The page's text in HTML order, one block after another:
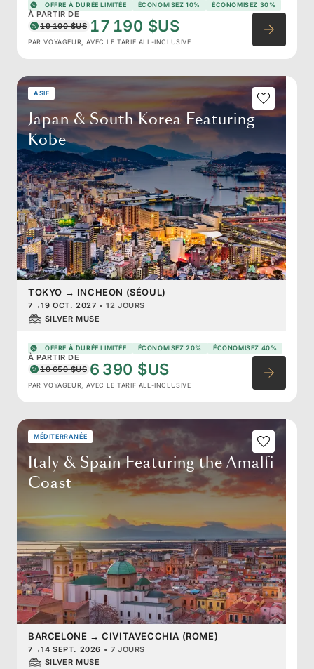
OFFRE À DURÉE LIMITÉE ÉCONOMISEZ 10% ÉCONOMISEZ 30%
À PARTIR DE
19 100 $US 17 190 $US
PAR VOYAGEUR, AVEC LE TARIF ALL-INCLUSIVE
ASIE
Japan & South Korea Featuring
Kobe
TOKYO → INCHEON (SÉOUL)
7 →19 OCT. 2027 •12 JOURS
SILVER MUSE
OFFRE À DURÉE LIMITÉE ÉCONOMISEZ 20% ÉCONOMISEZ 40%
À PARTIR DE
10 650 $US 6 390 $US
PAR VOYAGEUR, AVEC LE TARIF ALL-INCLUSIVE
MÉDITERRANÉE
Italy & Spain Featuring the Amalfi
Coast
BARCELONE → CIVITAVECCHIA (ROME)
7 →14 SEPT. 2026 • 7 JOURS
SILVER MUSE